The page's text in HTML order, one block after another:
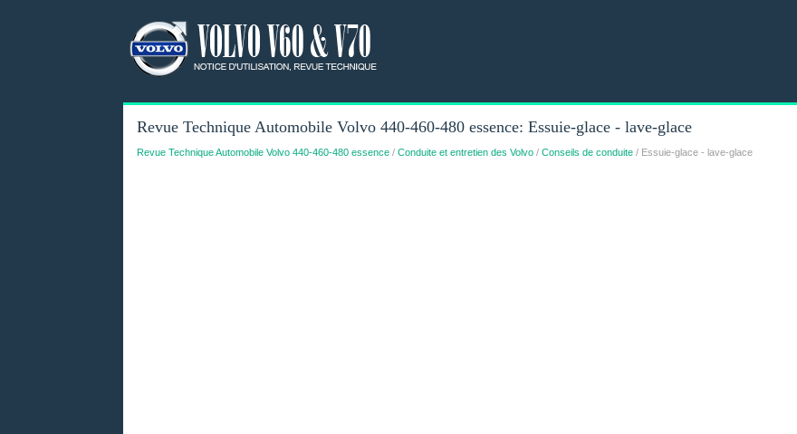
Revue Technique Automobile Volvo 440-460-480 essence: Essuie-glace - lave-glace
Revue Technique Automobile Volvo 440-460-480 essence/ Conduite et entretien des Volvo/ Conseils de conduite/ Essuie-glace - lave-glace